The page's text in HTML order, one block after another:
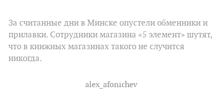
За считанные дни в Минске опустели обменники и
прилавки. Сотрудники магазина «5 элемент» шутят,
что в книжных магазинах такого не случится
никогда.
alex_afonichev